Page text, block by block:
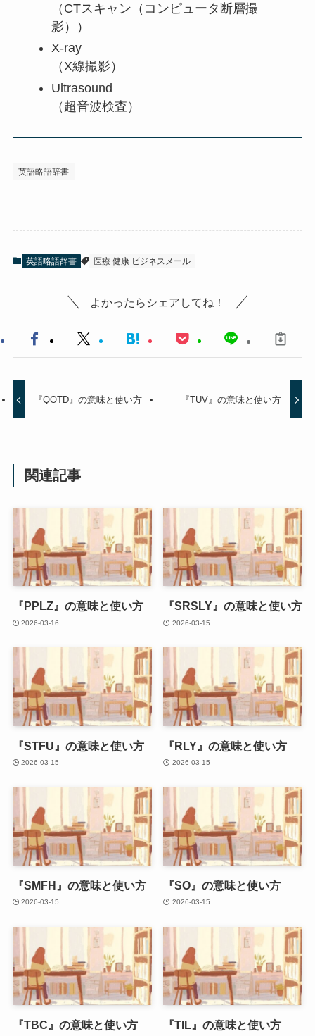
（CTスキャン（コンピュータ断層撮
影））
X-ray
（X線撮影）
Ultrasound
（超音波検査）
英語略語辞書
英語略語辞書 医療 健康 ビジネスメール
よかったらシェアしてね！
『QOTD』の意味と使い方 『TUV』の意味と使い方
関連記事
『PPLZ』の意味と使い方
2026-03-16
『SRSLY』の意味と使い方
2026-03-15
『STFU』の意味と使い方
2026-03-15
『RLY』の意味と使い方
2026-03-15
『SMFH』の意味と使い方
2026-03-15
『SO』の意味と使い方
2026-03-15
『TBC』の意味と使い方 『TIL』の意味と使い方